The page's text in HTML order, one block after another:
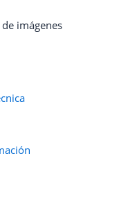
imágenes